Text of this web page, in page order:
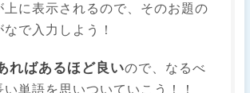
上に表示されるので、そのお題の
で入力しよう！
ればあるほど良いので、なるべ
い単語を思いついていこう！！